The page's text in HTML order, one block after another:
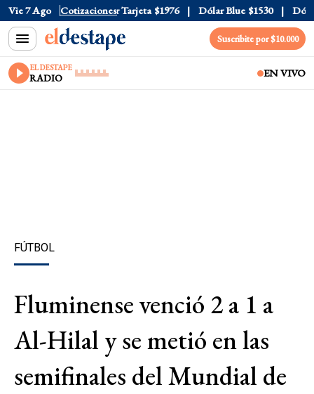
Vie 7 Ago Cotizaciones
Oficial $1520 Dólar Tarjeta $1976 Dólar Blue $1530 Dólar
Suscribite por $10.000
EL DESTAPE
RADIO EN VIVO
FÚTBOL
Fluminense venció 2 a 1 a
Al-Hilal y se metió en las
semifinales del Mundial de